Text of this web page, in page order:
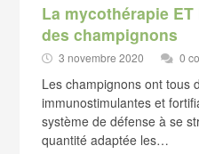
La mycothérapie
des champignons
3 novembre 2020 0
Les champignons ont tous
immunostimulantes et
système de défense à se
quantité adaptée les…